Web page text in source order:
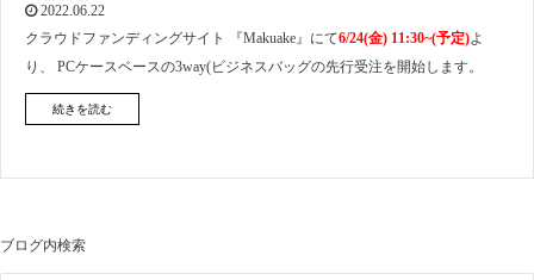
2022.06.22
クラウドファンディングサイト 『Makuake』にて6/24(金) 11:30~(予定)よ
り、 PCケースベースの3way(ビジネスバッグの先行受注を開始します。
続きを読む
ブログ内検索